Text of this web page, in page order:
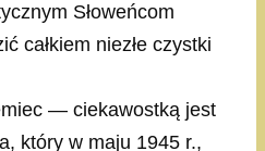
Słoweńcom
całkiem niezłe czystki
— ciekawostką jest
który w maju 1945 r.,